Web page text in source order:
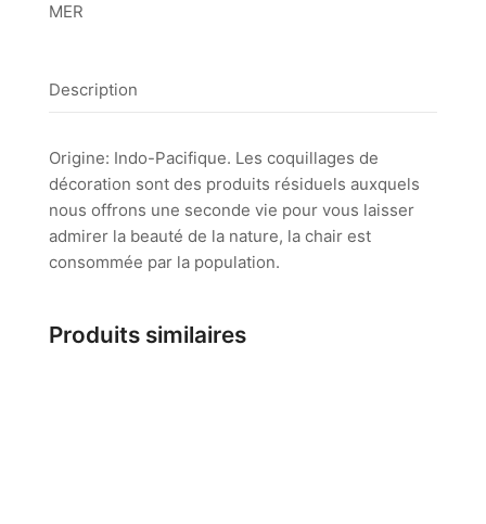
MER
Description
Origine: Indo-Pacifique. Les coquillages de
décoration sont des produits résiduels auxquels
nous offrons une seconde vie pour vous laisser
admirer la beauté de la nature, la chair est
consommée par la population.
Produits similaires